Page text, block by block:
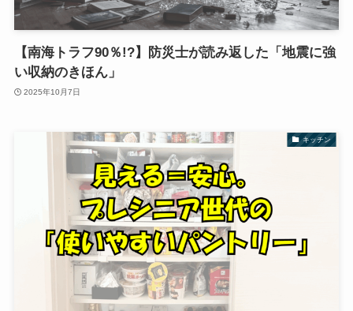
【南海トラフ90％!?】防災士が読み返した「地震に強
い収納のきほん」
2025年10月7日
キッチン